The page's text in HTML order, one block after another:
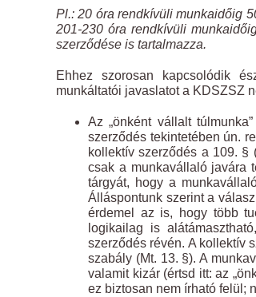
Pl.:20 óra rendkívüli munkaidőig
201-230 óra rendkívüli
szerződése is tartalmazza.
Ehhez szorosan kapcsolódik
munkáltatói javaslatot a KDSZSZ
Az „önként vállalt
szerződés tekintetében ún.
kollektív szerződés a 109. §
csak a munkavállaló javára
tárgyát, hogy a
Álláspontunk szerint a
érdemel az is, hogy több
logikailag is
szerződés révén. A kollektív
szabály (Mt. 13. §). A
valamit kizár (értsd itt: az
ez biztosan nem írható felül;